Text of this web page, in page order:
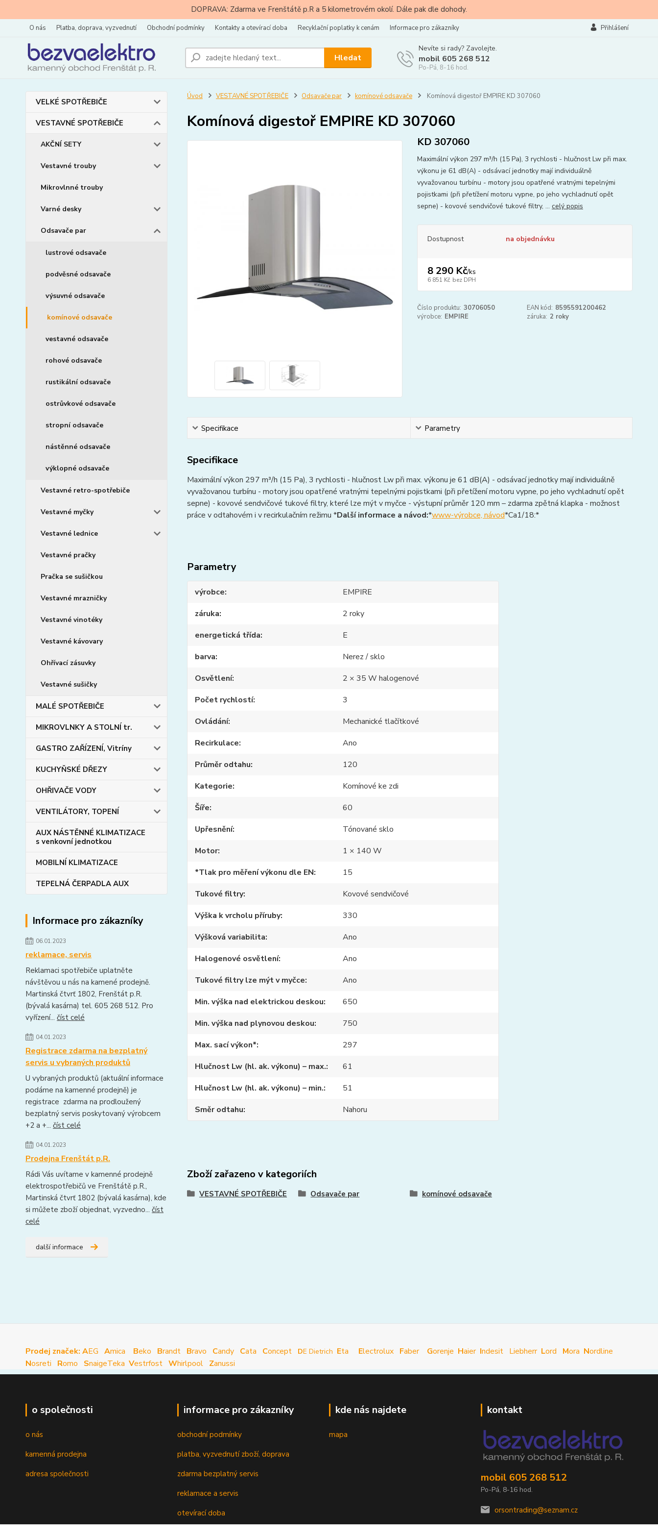
DOPRAVA: Zdarma ve Frenštátě p.R a 5 kilometrovém okolí. Dále pak dle dohody.
O nás Platba, doprava, vyzvednutí Obchodní podmínky Kontakty a otevírací doba Recyklační poplatky k cenám Informace pro zákazníky Přihlášení
Hledat
Nevíte si rady? Zavolejte.
mobil 605 268 512
Po-Pá, 8-16 hod.
VELKÉ SPOTŘEBIČE
VESTAVNÉ SPOTŘEBIČE
AKČNÍ SETY
Vestavné trouby
Mikrovlnné trouby
Varné desky
Odsavače par
lustrové odsavače
podvěsné odsavače
výsuvné odsavače
komínové odsavače
vestavné odsavače
rohové odsavače
rustikální odsavače
ostrůvkové odsavače
stropní odsavače
nástěnné odsavače
výklopné odsavače
Vestavné retro-spotřebiče
Vestavné myčky
Vestavné lednice
Vestavné pračky
Pračka se sušičkou
Vestavné mrazničky
Vestavné vinotéky
Vestavné kávovary
Ohřívací zásuvky
Vestavné sušičky
MALÉ SPOTŘEBIČE
MIKROVLNKY A STOLNÍ tr.
GASTRO ZAŘÍZENÍ, Vitríny
KUCHYŇSKÉ DŘEZY
OHŘIVAČE VODY
VENTILÁTORY, TOPENÍ
AUX NÁSTĚNNÉ KLIMATIZACE
s venkovní jednotkou
MOBILNÍ KLIMATIZACE
TEPELNÁ ČERPADLA AUX
Informace pro zákazníky
06.01.2023
reklamace, servis
Reklamaci spotřebiče uplatněte
návštěvou u nás na kamené prodejně.
Martinská čtvrť 1802, Frenštát p.R.
(bývalá kasárna) tel. 605 268 512. Pro
vyřízení... číst celé
04.01.2023
Registrace zdarma na bezplatný
servis u vybraných produktů
U vybraných produktů (aktuální informace
podáme na kamenné prodejně) je
registrace zdarma na prodloužený
bezplatný servis poskytovaný výrobcem
+2 a +... číst celé
04.01.2023
Prodejna Frenštát p.R.
Rádi Vás uvítame v kamenné prodejně
elektrospotřebičů ve Frenštátě p.R.,
Martinská čtvrť 1802 (bývalá kasárna), kde
si můžete zboží objednat, vyzvedno... číst
celé
další informace
Úvod VESTAVNÉ SPOTŘEBIČE Odsavače par komínové odsavače Komínová digestoř EMPIRE KD 307060
Komínová digestoř EMPIRE KD 307060
KD 307060
Maximální výkon 297 m³/h (15 Pa), 3 rychlosti - hlučnost Lw při max.
výkonu je 61 dB(A) - odsávací jednotky mají individuálně
vyvažovanou turbínu - motory jsou opatřené vratnými tepelnými
pojistkami (při přetížení motoru vypne, po jeho vychladnutí opět
sepne) - kovové sendvičové tukové filtry, ... celý popis
Dostupnost na objednávku
8 290 Kč/ks
6 851 Kč bez DPH
Číslo produktu: 30706050 EAN kód: 8595591200462
výrobce: EMPIRE záruka: 2 roky
Specifikace Parametry
Specifikace
Maximální výkon 297 m³/h (15 Pa), 3 rychlosti - hlučnost Lw při max. výkonu je 61 dB(A) - odsávací jednotky mají individuálně
vyvažovanou turbínu - motory jsou opatřené vratnými tepelnými pojistkami (při přetížení motoru vypne, po jeho vychladnutí opět
sepne) - kovové sendvičové tukové filtry, které lze mýt v myčce - výstupní průměr 120 mm – zdarma zpětná klapka - možnost
práce v odtahovém i v recirkulačním režimu *Další informace a návod:*www-výrobce, návod*Ca1/18:*
Parametry
výrobce
EMPIRE
záruka
2 roky
energetická třída
E
barva
Nerez / sklo
Osvětlení
2 × 35 W halogenové
Počet rychlostí
3
Ovládání
Mechanické tlačítkové
Recirkulace
Ano
Průměr odtahu
120
Kategorie
Komínové ke zdi
Šíře
60
Upřesnění
Tónované sklo
Motor
1 × 140 W
*Tlak pro měření výkonu dle EN
15
Tukové filtry
Kovové sendvičové
Výška k vrcholu příruby
330
Výšková variabilita
Ano
Halogenové osvětlení
Ano
Tukové filtry lze mýt v myčce
Ano
Min. výška nad elektrickou deskou
650
Min. výška nad plynovou deskou
750
Max. sací výkon*
297
Hlučnost Lw (hl. ak. výkonu) – max.
61
Hlučnost Lw (hl. ak. výkonu) – min.
51
Směr odtahu
Nahoru
Zboží zařazeno v kategoriích
VESTAVNÉ SPOTŘEBIČE Odsavače par komínové odsavače
Prodej značek: AEG Amica Beko Brandt Bravo Candy Cata Concept DE Dietrich Eta Electrolux Faber Gorenje Haier Indesit Liebherr Lord Mora Nordline
Nosreti Romo SnaigeTeka Vestrfost Whirlpool Zanussi
o společnosti
o nás
kamenná prodejna
adresa společnosti
informace pro zákazníky
obchodní podmínky
platba, vyzvednutí zboží, doprava
zdarma bezplatný servis
reklamace a servis
otevírací doba
kde nás najdete
mapa
kontakt
mobil 605 268 512
Po-Pá, 8-16 hod.
orsontrading@seznam.cz